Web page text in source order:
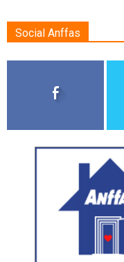
Social Anffas